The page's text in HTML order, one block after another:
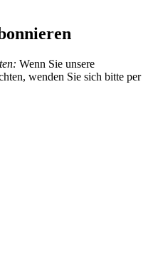
Wenn Sie unsere
wenden Sie sich bitte per